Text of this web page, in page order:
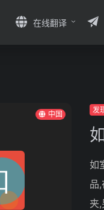
在线翻译
中国 发
如
品
夹